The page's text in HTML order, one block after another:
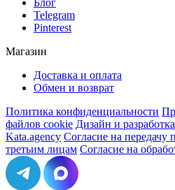
Telegram
Pinterest
Магазин
Доставка и оплата
Обмен и возврат
Политика конфиденциальности
файлов cookie Дизайн и
Kata.agency Согласие на
третьим лицам Согласие на